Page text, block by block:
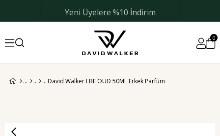
Yeni Üyelere %10 İndirim
0
David Walker LBE OUD 50ML Erkek Parfüm